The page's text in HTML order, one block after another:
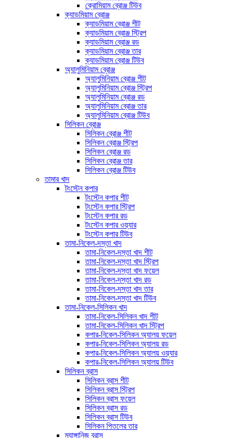
ক্রোমিয়াম ব্রোঞ্জ টিউব
ক্যাডমিয়াম ব্রোঞ্জ
ক্যাডমিয়াম ব্রোঞ্জ শীট
ক্যাডমিয়াম ব্রোঞ্জ স্ট্রিপ
ক্যাডমিয়াম ব্রোঞ্জ রড
ক্যাডমিয়াম ব্রোঞ্জ তার
ক্যাডমিয়াম ব্রোঞ্জ টিউব
অ্যালুমিনিয়াম ব্রোঞ্জ
অ্যালুমিনিয়াম ব্রোঞ্জ শীট
অ্যালুমিনিয়াম ব্রোঞ্জ স্ট্রিপ
অ্যালুমিনিয়াম ব্রোঞ্জ রড
অ্যালুমিনিয়াম ব্রোঞ্জ তার
অ্যালুমিনিয়াম ব্রোঞ্জ টিউব
সিলিকন ব্রোঞ্জ
সিলিকন ব্রোঞ্জ শীট
সিলিকন ব্রোঞ্জ স্ট্রিপ
সিলিকন ব্রোঞ্জ রড
সিলিকন ব্রোঞ্জ তার
সিলিকন ব্রোঞ্জ টিউব
তামার খাদ
টংস্টেন কপার
টংস্টেন কপার শীট
টংস্টেন কপার স্ট্রিপ
টংস্টেন কপার রড
টংস্টেন কপার ওয়্যার
টংস্টেন কপার টিউব
তামা-নিকেল-দস্তা খাদ
তামা-নিকেল-দস্তা খাদ শীট
তামা-নিকেল-দস্তা খাদ স্ট্রিপ
তামা-নিকেল-দস্তা খাদ ফয়েল
তামা-নিকেল-দস্তা খাদ রড
তামা-নিকেল-দস্তা খাদ তার
তামা-নিকেল-দস্তা খাদ টিউব
তামা-নিকেল-সিলিকন খাদ
তামা-নিকেল-সিলিকন খাদ শীট
তামা-নিকেল-সিলিকন খাদ স্ট্রিপ
কপার-নিকেল-সিলিকন অ্যালয় ফয়েল
কপার-নিকেল-সিলিকন অ্যালয় রড
কপার-নিকেল-সিলিকন অ্যালয় ওয়্যার
কপার-নিকেল-সিলিকন অ্যালয় টিউব
সিলিকন ব্রাস
সিলিকন ব্রাস শীট
সিলিকন ব্রাস স্ট্রিপ
সিলিকন ব্রাস ফয়েল
সিলিকন ব্রাস রড
সিলিকন ব্রাস টিউব
সিলিকন পিতলের তার
ম্যাঙ্গানিজ ব্রাস